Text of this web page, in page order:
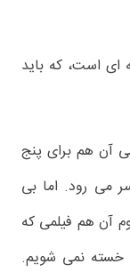
همان کتاب 20 صفحه ای است، که باید
آن هم برای پنج
می رود. اما بی
آن هم فیلمی که
خسته نمی شویم.